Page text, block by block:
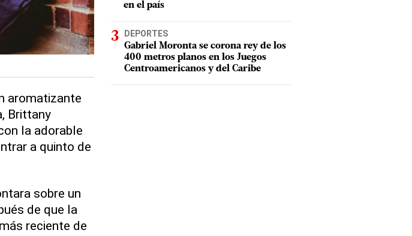
aromatizante
Brittany
la adorable
a quinto de
sobre un
de que la
reciente de
en el país
DEPORTES
Gabriel Moronta se corona rey de los
400 metros planos en los Juegos
Centroamericanos y del Caribe